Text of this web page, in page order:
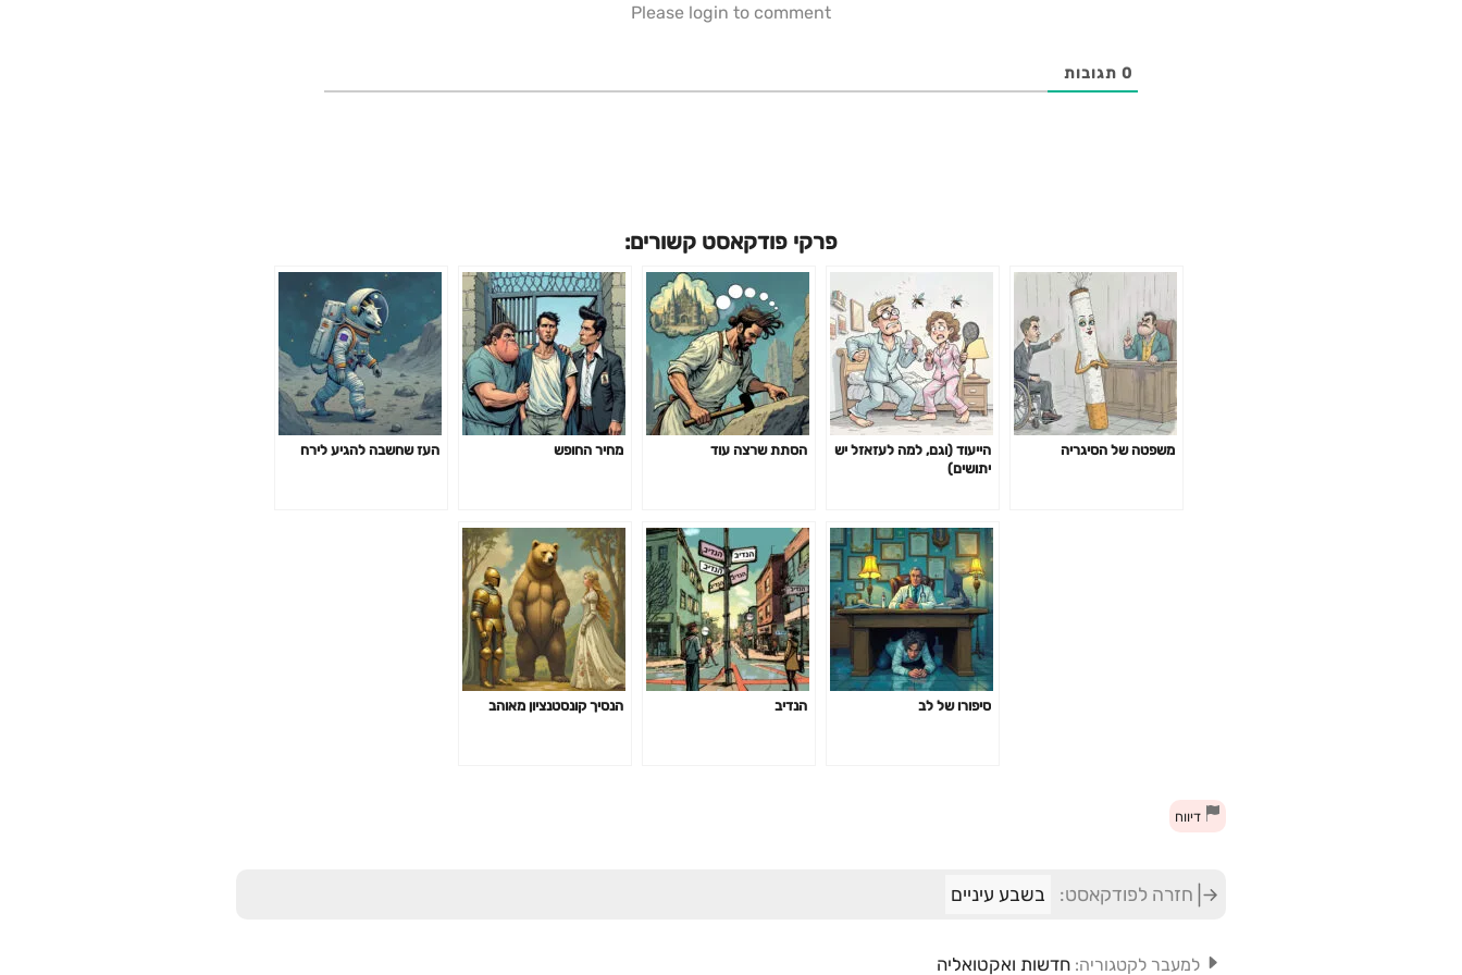
Please login to comment
0 תגובות
פרקי פודקאסט קשורים:
משפטה של הסיגריה
הייעוד (וגם, למה לעזאזל יש
יתושים)
הסתת שרצה עוד מחיר החופש העז שחשבה להגיע לירח
סיפורו של לב הנדיב הנסיך קונסטנציון מאוהב
דיווח
חזרה לפודקאסט: בשבע עיניים
למעבר לקטגוריה: חדשות ואקטואליה